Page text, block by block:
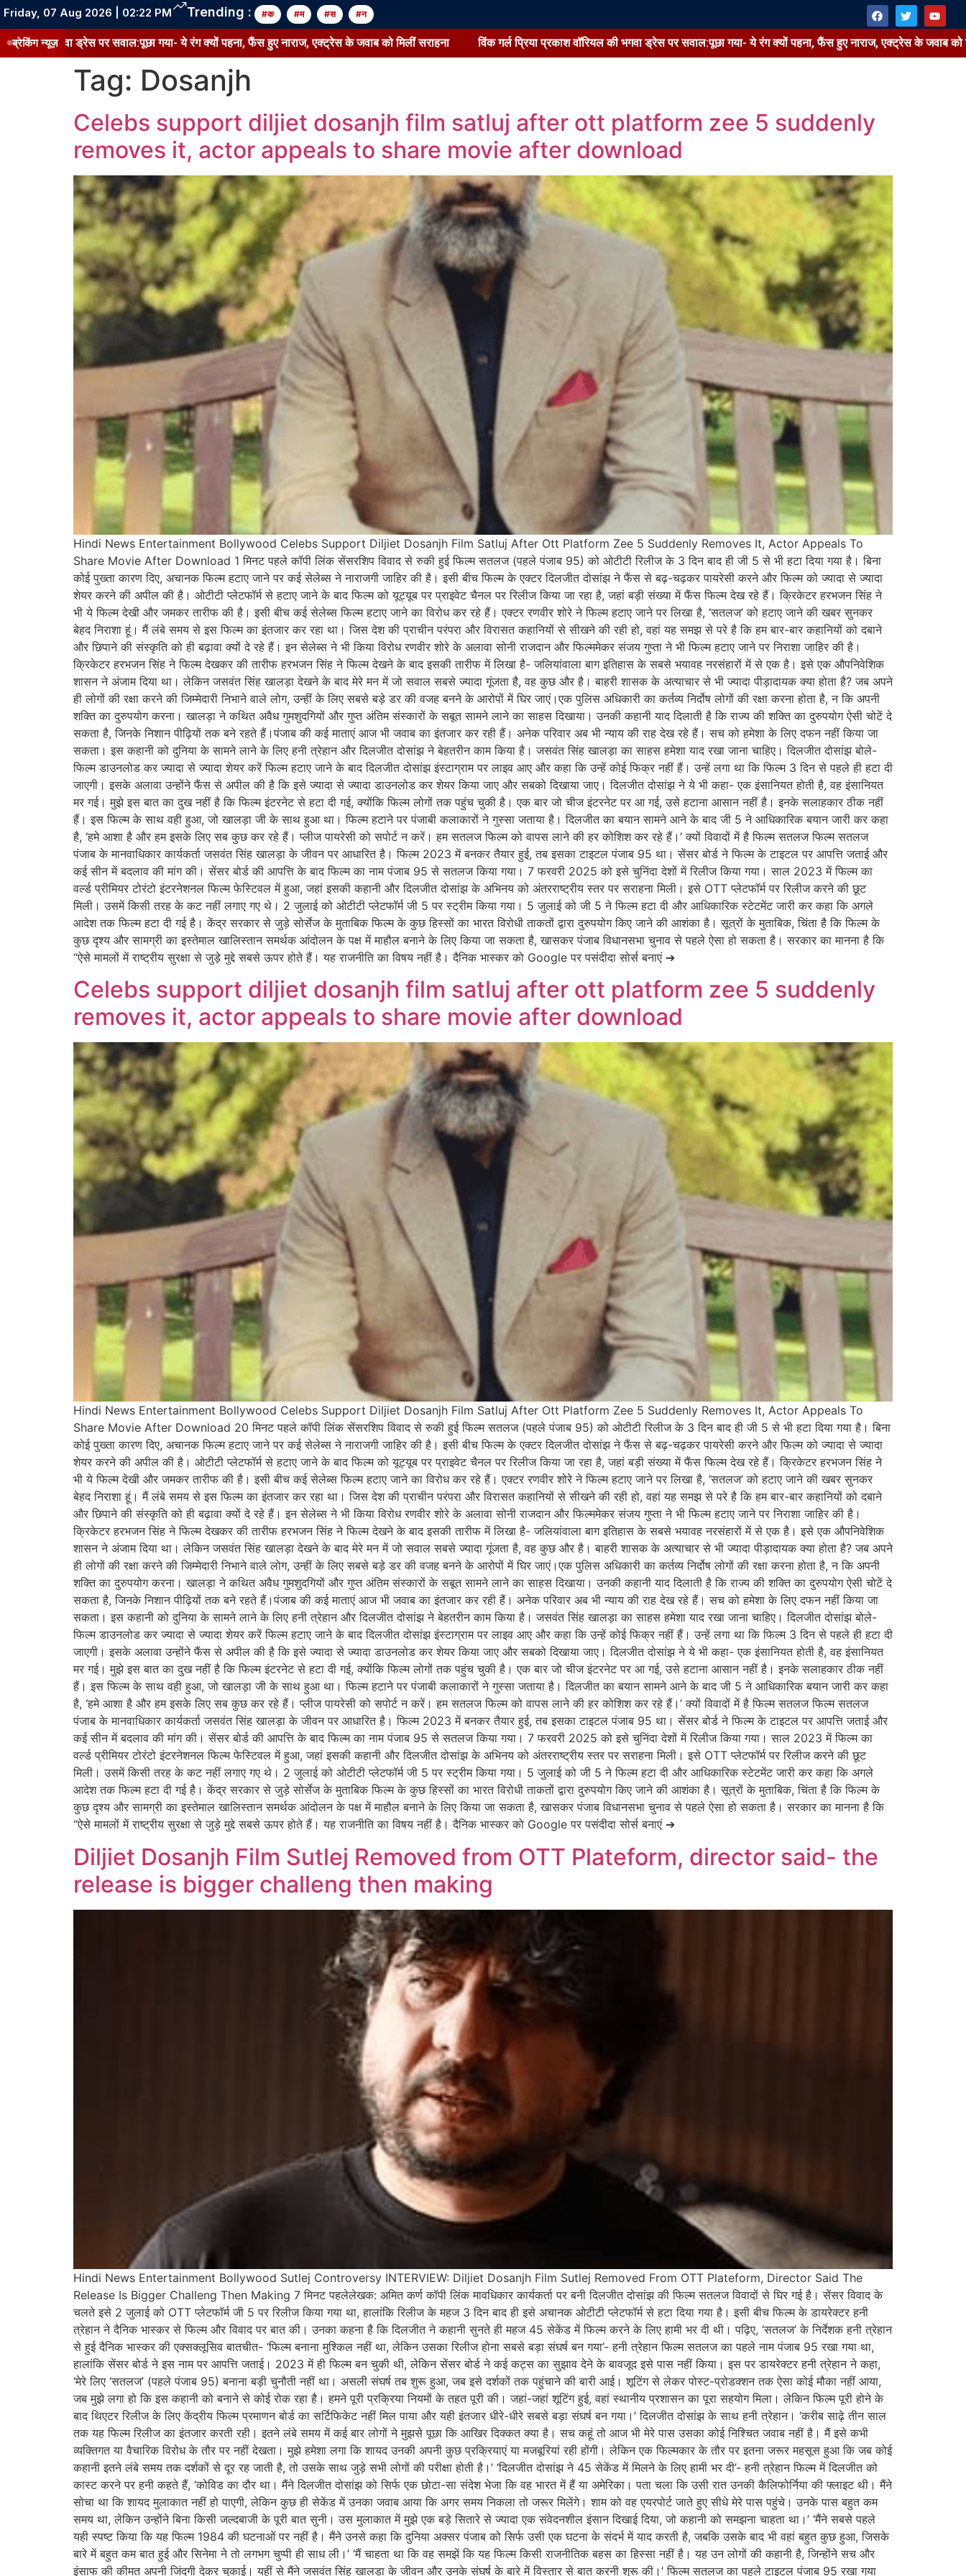
Friday, 07 Aug 2026 | 02:22 PM Trending : #क #म #स #न
ब्रेकिंग न्यूज़
ड्रेस पर सवाल:पूछा गया- ये रंग क्यों पहना, फैंस हुए नाराज, एक्ट्रेस के जवाब को मिलीं सराहना विंक गर्ल प्रिया प्रकाश वॉरियल की भगवा ड्रेस पर सवाल:पूछा गया- ये रंग क्यों पहना, फैंस हुए नाराज, एक्ट्रेस के जवाब को मिलीं सराहना
Tag: Dosanjh
Celebs support diljiet dosanjh film satluj after ott platform zee 5 suddenly
removes it, actor appeals to share movie after download
Hindi News Entertainment Bollywood Celebs Support Diljiet Dosanjh Film Satluj After Ott Platform Zee 5 Suddenly Removes It, Actor Appeals To
Share Movie After Download 1 मिनट पहले कॉपी लिंक सेंसरशिप विवाद से रुकी हुई फिल्म सतलज (पहले पंजाब 95) को ओटीटी रिलीज के 3 दिन बाद ही जी 5 से भी हटा दिया गया है। बिना
कोई पुख्ता कारण दिए, अचानक फिल्म हटाए जाने पर कई सेलेब्स ने नाराजगी जाहिर की है। इसी बीच फिल्म के एक्टर दिलजीत दोसांझ ने फैंस से बढ़-चढ़कर पायरेसी करने और फिल्म को ज्यादा से ज्यादा
शेयर करने की अपील की है। ओटीटी प्लेटफॉर्म से हटाए जाने के बाद फिल्म को यूट्यूब पर प्राइवेट चैनल पर रिलीज किया जा रहा है, जहां बड़ी संख्या में फैंस फिल्म देख रहे हैं। क्रिकेटर हरभजन सिंह ने
भी ये फिल्म देखी और जमकर तारीफ की है। इसी बीच कई सेलेब्स फिल्म हटाए जाने का विरोध कर रहे हैं। एक्टर रणवीर शोरे ने फिल्म हटाए जाने पर लिखा है, ‘सतलज’ को हटाए जाने की खबर सुनकर
बेहद निराशा हूं। मैं लंबे समय से इस फिल्म का इंतजार कर रहा था। जिस देश की प्राचीन परंपरा और विरासत कहानियों से सीखने की रही हो, वहां यह समझ से परे है कि हम बार-बार कहानियों को दबाने
और छिपाने की संस्कृति को ही बढ़ावा क्यों दे रहे हैं। इन सेलेब्स ने भी किया विरोध रणवीर शोरे के अलावा सोनी राजदान और फिल्ममेकर संजय गुप्ता ने भी फिल्म हटाए जाने पर निराशा जाहिर की है।
क्रिकेटर हरभजन सिंह ने फिल्म देखकर की तारीफ हरभजन सिंह ने फिल्म देखने के बाद इसकी तारीफ में लिखा है- जलियांवाला बाग इतिहास के सबसे भयावह नरसंहारों में से एक है। इसे एक औपनिवेशिक
शासन ने अंजाम दिया था। लेकिन जसवंत सिंह खालड़ा देखने के बाद मेरे मन में जो सवाल सबसे ज्यादा गूंजता है, वह कुछ और है। बाहरी शासक के अत्याचार से भी ज्यादा पीड़ादायक क्या होता है? जब अपने
ही लोगों की रक्षा करने की जिम्मेदारी निभाने वाले लोग, उन्हीं के लिए सबसे बड़े डर की वजह बनने के आरोपों में घिर जाएं।एक पुलिस अधिकारी का कर्तव्य निर्दोष लोगों की रक्षा करना होता है, न कि अपनी
शक्ति का दुरुपयोग करना। खालड़ा ने कथित अवैध गुमशुदगियों और गुप्त अंतिम संस्कारों के सबूत सामने लाने का साहस दिखाया। उनकी कहानी याद दिलाती है कि राज्य की शक्ति का दुरुपयोग ऐसी चोटें दे
सकता है, जिनके निशान पीढ़ियों तक बने रहते हैं।पंजाब की कई माताएं आज भी जवाब का इंतजार कर रही हैं। अनेक परिवार अब भी न्याय की राह देख रहे हैं। सच को हमेशा के लिए दफन नहीं किया जा
सकता। इस कहानी को दुनिया के सामने लाने के लिए हनी त्रेहान और दिलजीत दोसांझ ने बेहतरीन काम किया है। जसवंत सिंह खालड़ा का साहस हमेशा याद रखा जाना चाहिए। दिलजीत दोसांझ बोले-
फिल्म डाउनलोड कर ज्यादा से ज्यादा शेयर करें फिल्म हटाए जाने के बाद दिलजीत दोसांझ इंस्टाग्राम पर लाइव आए और कहा कि उन्हें कोई फिक्र नहीं हैं। उन्हें लगा था कि फिल्म 3 दिन से पहले ही हटा दी
जाएगी। इसके अलावा उन्होंने फैंस से अपील की है कि इसे ज्यादा से ज्यादा डाउनलोड कर शेयर किया जाए और सबको दिखाया जाए। दिलजीत दोसांझ ने ये भी कहा- एक इंसानियत होती है, वह इंसानियत
मर गई। मुझे इस बात का दुख नहीं है कि फिल्म इंटरनेट से हटा दी गई, क्योंकि फिल्म लोगों तक पहुंच चुकी है। एक बार जो चीज इंटरनेट पर आ गई, उसे हटाना आसान नहीं है। इनके सलाहकार ठीक नहीं
हैं। इस फिल्म के साथ वही हुआ, जो खालड़ा जी के साथ हुआ था। फिल्म हटाने पर पंजाबी कलाकारों ने गुस्सा जताया है। दिलजीत का बयान सामने आने के बाद जी 5 ने आधिकारिक बयान जारी कर कहा
है, ‘हमे आशा है और हम इसके लिए सब कुछ कर रहे हैं। प्लीज पायरेसी को सपोर्ट न करें। हम सतलज फिल्म को वापस लाने की हर कोशिश कर रहे हैं।’ क्यों विवादों में है फिल्म सतलज फिल्म सतलज
पंजाब के मानवाधिकार कार्यकर्ता जसवंत सिंह खालड़ा के जीवन पर आधारित है। फिल्म 2023 में बनकर तैयार हुई, तब इसका टाइटल पंजाब 95 था। सेंसर बोर्ड ने फिल्म के टाइटल पर आपत्ति जताई और
कई सीन में बदलाव की मांग की। सेंसर बोर्ड की आपत्ति के बाद फिल्म का नाम पंजाब 95 से सतलज किया गया। 7 फरवरी 2025 को इसे चुनिंदा देशों में रिलीज किया गया। साल 2023 में फिल्म का
वर्ल्ड प्रीमियर टोरंटो इंटरनेशनल फिल्म फेस्टिवल में हुआ, जहां इसकी कहानी और दिलजीत दोसांझ के अभिनय को अंतरराष्ट्रीय स्तर पर सराहना मिली। इसे OTT प्लेटफॉर्म पर रिलीज करने की छूट
मिली। उसमें किसी तरह के कट नहीं लगाए गए थे। 2 जुलाई को ओटीटी प्लेटफॉर्म जी 5 पर स्ट्रीम किया गया। 5 जुलाई को जी 5 ने फिल्म हटा दी और आधिकारिक स्टेटमेंट जारी कर कहा कि अगले
आदेश तक फिल्म हटा दी गई है। केंद्र सरकार से जुड़े सोर्सेज के मुताबिक फिल्म के कुछ हिस्सों का भारत विरोधी ताकतों द्वारा दुरुपयोग किए जाने की आशंका है। सूत्रों के मुताबिक, चिंता है कि फिल्म के
कुछ दृश्य और सामग्री का इस्तेमाल खालिस्तान समर्थक आंदोलन के पक्ष में माहौल बनाने के लिए किया जा सकता है, खासकर पंजाब विधानसभा चुनाव से पहले ऐसा हो सकता है। सरकार का मानना है कि
“ऐसे मामलों में राष्ट्रीय सुरक्षा से जुड़े मुद्दे सबसे ऊपर होते हैं। यह राजनीति का विषय नहीं है। दैनिक भास्कर को Google पर पसंदीदा सोर्स बनाएं ➔
Celebs support diljiet dosanjh film satluj after ott platform zee 5 suddenly
removes it, actor appeals to share movie after download
Hindi News Entertainment Bollywood Celebs Support Diljiet Dosanjh Film Satluj After Ott Platform Zee 5 Suddenly Removes It, Actor Appeals To
Share Movie After Download 20 मिनट पहले कॉपी लिंक सेंसरशिप विवाद से रुकी हुई फिल्म सतलज (पहले पंजाब 95) को ओटीटी रिलीज के 3 दिन बाद ही जी 5 से भी हटा दिया गया है। बिना
कोई पुख्ता कारण दिए, अचानक फिल्म हटाए जाने पर कई सेलेब्स ने नाराजगी जाहिर की है। इसी बीच फिल्म के एक्टर दिलजीत दोसांझ ने फैंस से बढ़-चढ़कर पायरेसी करने और फिल्म को ज्यादा से ज्यादा
शेयर करने की अपील की है। ओटीटी प्लेटफॉर्म से हटाए जाने के बाद फिल्म को यूट्यूब पर प्राइवेट चैनल पर रिलीज किया जा रहा है, जहां बड़ी संख्या में फैंस फिल्म देख रहे हैं। क्रिकेटर हरभजन सिंह ने
भी ये फिल्म देखी और जमकर तारीफ की है। इसी बीच कई सेलेब्स फिल्म हटाए जाने का विरोध कर रहे हैं। एक्टर रणवीर शोरे ने फिल्म हटाए जाने पर लिखा है, ‘सतलज’ को हटाए जाने की खबर सुनकर
बेहद निराशा हूं। मैं लंबे समय से इस फिल्म का इंतजार कर रहा था। जिस देश की प्राचीन परंपरा और विरासत कहानियों से सीखने की रही हो, वहां यह समझ से परे है कि हम बार-बार कहानियों को दबाने
और छिपाने की संस्कृति को ही बढ़ावा क्यों दे रहे हैं। इन सेलेब्स ने भी किया विरोध रणवीर शोरे के अलावा सोनी राजदान और फिल्ममेकर संजय गुप्ता ने भी फिल्म हटाए जाने पर निराशा जाहिर की है।
क्रिकेटर हरभजन सिंह ने फिल्म देखकर की तारीफ हरभजन सिंह ने फिल्म देखने के बाद इसकी तारीफ में लिखा है- जलियांवाला बाग इतिहास के सबसे भयावह नरसंहारों में से एक है। इसे एक औपनिवेशिक
शासन ने अंजाम दिया था। लेकिन जसवंत सिंह खालड़ा देखने के बाद मेरे मन में जो सवाल सबसे ज्यादा गूंजता है, वह कुछ और है। बाहरी शासक के अत्याचार से भी ज्यादा पीड़ादायक क्या होता है? जब अपने
ही लोगों की रक्षा करने की जिम्मेदारी निभाने वाले लोग, उन्हीं के लिए सबसे बड़े डर की वजह बनने के आरोपों में घिर जाएं।एक पुलिस अधिकारी का कर्तव्य निर्दोष लोगों की रक्षा करना होता है, न कि अपनी
शक्ति का दुरुपयोग करना। खालड़ा ने कथित अवैध गुमशुदगियों और गुप्त अंतिम संस्कारों के सबूत सामने लाने का साहस दिखाया। उनकी कहानी याद दिलाती है कि राज्य की शक्ति का दुरुपयोग ऐसी चोटें दे
सकता है, जिनके निशान पीढ़ियों तक बने रहते हैं।पंजाब की कई माताएं आज भी जवाब का इंतजार कर रही हैं। अनेक परिवार अब भी न्याय की राह देख रहे हैं। सच को हमेशा के लिए दफन नहीं किया जा
सकता। इस कहानी को दुनिया के सामने लाने के लिए हनी त्रेहान और दिलजीत दोसांझ ने बेहतरीन काम किया है। जसवंत सिंह खालड़ा का साहस हमेशा याद रखा जाना चाहिए। दिलजीत दोसांझ बोले-
फिल्म डाउनलोड कर ज्यादा से ज्यादा शेयर करें फिल्म हटाए जाने के बाद दिलजीत दोसांझ इंस्टाग्राम पर लाइव आए और कहा कि उन्हें कोई फिक्र नहीं हैं। उन्हें लगा था कि फिल्म 3 दिन से पहले ही हटा दी
जाएगी। इसके अलावा उन्होंने फैंस से अपील की है कि इसे ज्यादा से ज्यादा डाउनलोड कर शेयर किया जाए और सबको दिखाया जाए। दिलजीत दोसांझ ने ये भी कहा- एक इंसानियत होती है, वह इंसानियत
मर गई। मुझे इस बात का दुख नहीं है कि फिल्म इंटरनेट से हटा दी गई, क्योंकि फिल्म लोगों तक पहुंच चुकी है। एक बार जो चीज इंटरनेट पर आ गई, उसे हटाना आसान नहीं है। इनके सलाहकार ठीक नहीं
हैं। इस फिल्म के साथ वही हुआ, जो खालड़ा जी के साथ हुआ था। फिल्म हटाने पर पंजाबी कलाकारों ने गुस्सा जताया है। दिलजीत का बयान सामने आने के बाद जी 5 ने आधिकारिक बयान जारी कर कहा
है, ‘हमे आशा है और हम इसके लिए सब कुछ कर रहे हैं। प्लीज पायरेसी को सपोर्ट न करें। हम सतलज फिल्म को वापस लाने की हर कोशिश कर रहे हैं।’ क्यों विवादों में है फिल्म सतलज फिल्म सतलज
पंजाब के मानवाधिकार कार्यकर्ता जसवंत सिंह खालड़ा के जीवन पर आधारित है। फिल्म 2023 में बनकर तैयार हुई, तब इसका टाइटल पंजाब 95 था। सेंसर बोर्ड ने फिल्म के टाइटल पर आपत्ति जताई और
कई सीन में बदलाव की मांग की। सेंसर बोर्ड की आपत्ति के बाद फिल्म का नाम पंजाब 95 से सतलज किया गया। 7 फरवरी 2025 को इसे चुनिंदा देशों में रिलीज किया गया। साल 2023 में फिल्म का
वर्ल्ड प्रीमियर टोरंटो इंटरनेशनल फिल्म फेस्टिवल में हुआ, जहां इसकी कहानी और दिलजीत दोसांझ के अभिनय को अंतरराष्ट्रीय स्तर पर सराहना मिली। इसे OTT प्लेटफॉर्म पर रिलीज करने की छूट
मिली। उसमें किसी तरह के कट नहीं लगाए गए थे। 2 जुलाई को ओटीटी प्लेटफॉर्म जी 5 पर स्ट्रीम किया गया। 5 जुलाई को जी 5 ने फिल्म हटा दी और आधिकारिक स्टेटमेंट जारी कर कहा कि अगले
आदेश तक फिल्म हटा दी गई है। केंद्र सरकार से जुड़े सोर्सेज के मुताबिक फिल्म के कुछ हिस्सों का भारत विरोधी ताकतों द्वारा दुरुपयोग किए जाने की आशंका है। सूत्रों के मुताबिक, चिंता है कि फिल्म के
कुछ दृश्य और सामग्री का इस्तेमाल खालिस्तान समर्थक आंदोलन के पक्ष में माहौल बनाने के लिए किया जा सकता है, खासकर पंजाब विधानसभा चुनाव से पहले ऐसा हो सकता है। सरकार का मानना है कि
“ऐसे मामलों में राष्ट्रीय सुरक्षा से जुड़े मुद्दे सबसे ऊपर होते हैं। यह राजनीति का विषय नहीं है। दैनिक भास्कर को Google पर पसंदीदा सोर्स बनाएं ➔
Diljiet Dosanjh Film Sutlej Removed from OTT Plateform, director said- the
release is bigger challeng then making
Hindi News Entertainment Bollywood Sutlej Controversy INTERVIEW: Diljiet Dosanjh Film Sutlej Removed From OTT Plateform, Director Said The
Release Is Bigger Challeng Then Making 7 मिनट पहलेलेखक: अमित कर्ण कॉपी लिंक मावधिकार कार्यकर्ता पर बनी दिलजीत दोसांझ की फिल्म सतलज विवादों से घिर गई है। सेंसर विवाद के
चलते इसे 2 जुलाई को OTT प्लेटफॉर्म जी 5 पर रिलीज किया गया था, हालांकि रिलीज के महज 3 दिन बाद ही इसे अचानक ओटीटी प्लेटफॉर्म से हटा दिया गया है। इसी बीच फिल्म के डायरेक्टर हनी
त्रेहान ने दैनिक भास्कर से फिल्म और विवाद पर बात की। उनका कहना है कि दिलजीत ने कहानी सुनते ही महज 45 सेकेंड में फिल्म करने के लिए हामी भर दी थी। पढ़िए, ‘सतलज’ के निर्देशक हनी त्रेहान
से हुई दैनिक भास्कर की एक्सक्लूसिव बातचीत- ‘फिल्म बनाना मुश्किल नहीं था, लेकिन उसका रिलीज होना सबसे बड़ा संघर्ष बन गया’- हनी त्रेहान फिल्म सतलज का पहले नाम पंजाब 95 रखा गया था,
हालांकि सेंसर बोर्ड ने इस नाम पर आपत्ति जताई। 2023 में ही फिल्म बन चुकी थी, लेकिन सेंसर बोर्ड ने कई कट्स का सुझाव देने के बावजूद इसे पास नहीं किया। इस पर डायरेक्टर हनी त्रेहान ने कहा,
‘मेरे लिए ‘सतलज’ (पहले पंजाब 95) बनाना बड़ी चुनौती नहीं था। असली संघर्ष तब शुरू हुआ, जब इसे दर्शकों तक पहुंचाने की बारी आई। शूटिंग से लेकर पोस्ट-प्रोडक्शन तक ऐसा कोई मौका नहीं आया,
जब मुझे लगा हो कि इस कहानी को बनाने से कोई रोक रहा है। हमने पूरी प्रक्रिया नियमों के तहत पूरी की। जहां-जहां शूटिंग हुई, वहां स्थानीय प्रशासन का पूरा सहयोग मिला। लेकिन फिल्म पूरी होने के
बाद थिएटर रिलीज के लिए केंद्रीय फिल्म प्रमाणन बोर्ड का सर्टिफिकेट नहीं मिल पाया और यही इंतजार धीरे-धीरे सबसे बड़ा संघर्ष बन गया।’ दिलजीत दोसांझ के साथ हनी त्रेहान। ‘करीब साढ़े तीन साल
तक यह फिल्म रिलीज का इंतजार करती रही। इतने लंबे समय में कई बार लोगों ने मुझसे पूछा कि आखिर दिक्कत क्या है। सच कहूं तो आज भी मेरे पास उसका कोई निश्चित जवाब नहीं है। मैं इसे कभी
व्यक्तिगत या वैचारिक विरोध के तौर पर नहीं देखता। मुझे हमेशा लगा कि शायद उनकी अपनी कुछ प्रक्रियाएं या मजबूरियां रही होंगी। लेकिन एक फिल्मकार के तौर पर इतना जरूर महसूस हुआ कि जब कोई
कहानी इतने लंबे समय तक दर्शकों से दूर रह जाती है, तो उसके साथ जुड़े सभी लोगों की परीक्षा होती है।’ ‘दिलजीत दोसांझ ने 45 सेकेंड में मिलने के लिए हामी भर दी’- हनी त्रेहान फिल्म में दिलजीत को
कास्ट करने पर हनी कहते हैं, ‘कोविड का दौर था। मैंने दिलजीत दोसांझ को सिर्फ एक छोटा-सा संदेश भेजा कि वह भारत में हैं या अमेरिका। पता चला कि उसी रात उनकी कैलिफोर्निया की फ्लाइट थी। मैंने
सोचा था कि शायद मुलाकात नहीं हो पाएगी, लेकिन कुछ ही सेकेंड में उनका जवाब आया कि अगर समय निकला तो जरूर मिलेंगे। शाम को वह एयरपोर्ट जाते हुए सीधे मेरे पास पहुंचे। उनके पास बहुत कम
समय था, लेकिन उन्होंने बिना किसी जल्दबाजी के पूरी बात सुनी। उस मुलाकात में मुझे एक बड़े सितारे से ज्यादा एक संवेदनशील इंसान दिखाई दिया, जो कहानी को समझना चाहता था।’ ‘मैंने सबसे पहले
यही स्पष्ट किया कि यह फिल्म 1984 की घटनाओं पर नहीं है। मैंने उनसे कहा कि दुनिया अक्सर पंजाब को सिर्फ उसी एक घटना के संदर्भ में याद करती है, जबकि उसके बाद भी वहां बहुत कुछ हुआ, जिसके
बारे में बहुत कम बात हुई और सिनेमा ने तो लगभग चुप्पी ही साध ली।’ ‘मैं चाहता था कि वह समझें कि यह फिल्म किसी राजनीतिक बहस का हिस्सा नहीं है। यह उन लोगों की कहानी है, जिन्होंने सच और
इंसाफ की कीमत अपनी जिंदगी देकर चुकाई। यहीं से मैंने जसवंत सिंह खालड़ा के जीवन और उनके संघर्ष के बारे में विस्तार से बात करनी शुरू की।’ फिल्म सतलज का पहले टाइटल पंजाब 95 रखा गया